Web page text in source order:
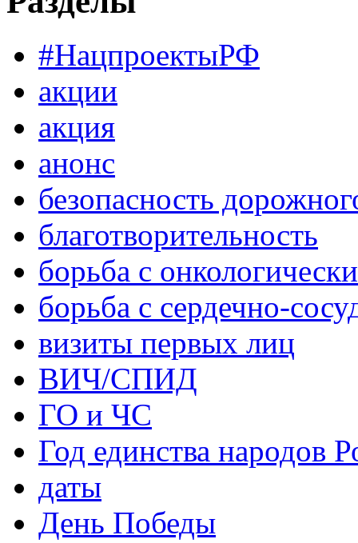
#НацпроектыРФ
акции
акция
анонс
безопасность
благотворительность
борьба с
борьба с сердечно-
визиты первых лиц
ВИЧ/СПИД
ГО и ЧС
Год единства народов
даты
День Победы